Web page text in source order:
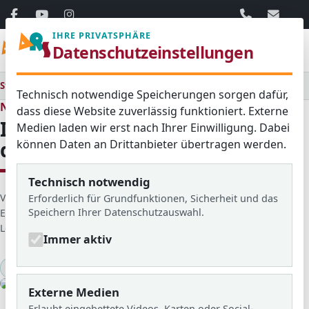
06103 / 30
Startseite
Neues aus dem Schulleben
InteGREATer e.V. zu Gast an
der ARS
D
e
t
i
l
s
Veröffentlicht von: Kathrin Gütlich (Schulsozialarbeit)
Erstellt am: 21. November 2018
Letzte Aktualisierung: 18. März 2026
2018/19 Hauptschule KlARSicht Nr.19 Projekt
Klasse während des Projekts
IHRE PRIVATSPHÄRE
Datenschutzeinstellungen
Technisch notwendige Speicherungen sorgen dafür,
dass diese Website zuverlässig funktioniert. Externe
Medien laden wir erst nach Ihrer Einwilligung. Dabei
können Daten an Drittanbieter übertragen werden.
Technisch notwendig
Erforderlich für Grundfunktionen, Sicherheit und das
Speichern Ihrer Datenschutzauswahl.
Immer aktiv
Externe Medien